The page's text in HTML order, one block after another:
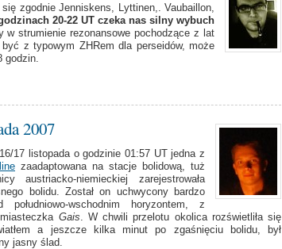
zgodnie Jenniskens, Lyttinen,. Vaubaillon,
20-22 UT czeka nas silny wybuch
w strumienie rezonansowe pochodzące z lat
z typowym ZHRem dla perseidów, może
godzin.
2007
17 listopada o godzinie 01:57 UT jedna z
zaadaptowana na stacje bolidową, tuż
austriacko-niemieckiej zarejestrowała
bolidu. Został on uchwycony bardzo
południowo-wschodnim horyzontem, z
Gais . W chwili przelotu okolica rozświetliła się
a jeszcze kilka minut po zgaśnięciu bolidu, był
jasny ślad.